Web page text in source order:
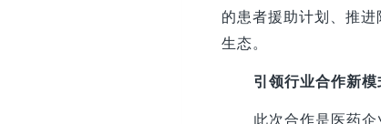
的患者援助计划、推
生态。
引领行业合作新
此次合作是医药